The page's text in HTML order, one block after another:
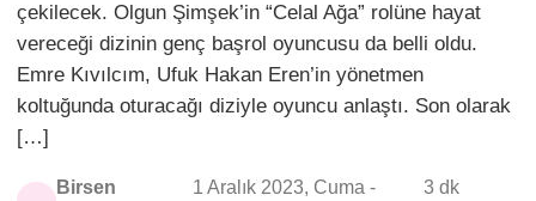
çekilecek. Olgun Şimşek’in “Celal Ağa” rolüne hayat
vereceği dizinin genç başrol oyuncusu da belli oldu.
Emre Kıvılcım, Ufuk Hakan Eren’in yönetmen
koltuğunda oturacağı diziyle oyuncu anlaştı. Son olarak
[…]
Birsen
1 Aralık 2023, Cuma -
3 dk